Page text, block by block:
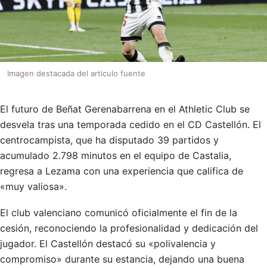
Imagen destacada del articulo fuente
El futuro de Beñat Gerenabarrena en el Athletic Club se
desvela tras una temporada cedido en el CD Castellón. El
centrocampista, que ha disputado 39 partidos y
acumulado 2.798 minutos en el equipo de Castalia,
regresa a Lezama con una experiencia que califica de
«muy valiosa».
El club valenciano comunicó oficialmente el fin de la
cesión, reconociendo la profesionalidad y dedicación del
jugador. El Castellón destacó su «polivalencia y
compromiso» durante su estancia, dejando una buena